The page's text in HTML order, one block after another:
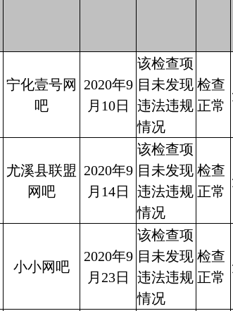
宁化壹号网
吧
2020年9
月10日
该检查项
目未发现
违法违规
情况
检查
正常
尤溪县联盟
网吧
2020年9
月14日
该检查项
目未发现
违法违规
情况
检查
正常
小小网吧
2020年9
月23日
该检查项
目未发现
违法违规
情况
检查
正常